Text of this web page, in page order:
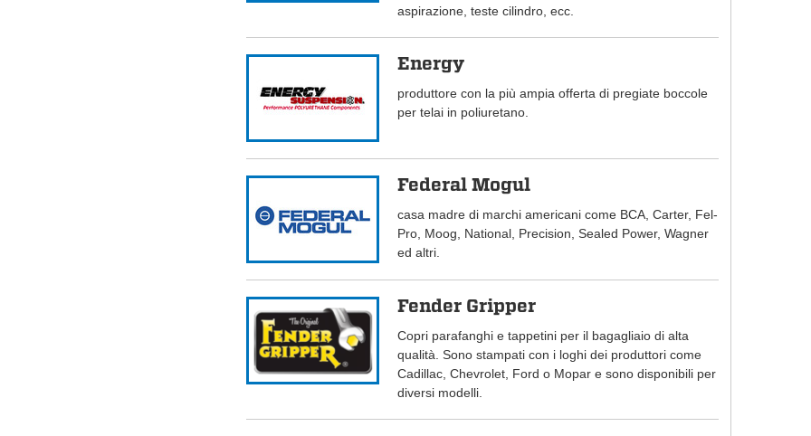
aspirazione, teste cilindro, ecc.
Energy
produttore con la più ampia offerta di pregiate boccole
per telai in poliuretano.
Federal Mogul
casa madre di marchi americani come BCA, Carter, Fel-
Pro, Moog, National, Precision, Sealed Power, Wagner
ed altri.
Fender Gripper
Copri parafanghi e tappetini per il bagagliaio di alta
qualità. Sono stampati con i loghi dei produttori come
Cadillac, Chevrolet, Ford o Mopar e sono disponibili per
diversi modelli.